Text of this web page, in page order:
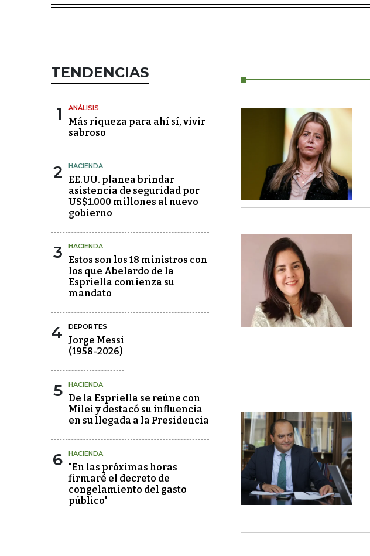
TENDENCIAS
1 ANÁLISIS
Más riqueza para ahí sí, vivir
sabroso
2 HACIENDA
EE.UU. planea brindar
asistencia de seguridad por
US$1.000 millones al nuevo
gobierno
3 HACIENDA
Estos son los 18 ministros con
los que Abelardo de la
Espriella comienza su
mandato
4 DEPORTES
Jorge Messi
(1958-2026)
5 HACIENDA
De la Espriella se reúne con
Milei y destacó su influencia
en su llegada a la Presidencia
6 HACIENDA
"En las próximas horas
firmaré el decreto de
congelamiento del gasto
público"